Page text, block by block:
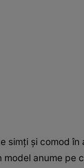
simţi şi comod
model anume